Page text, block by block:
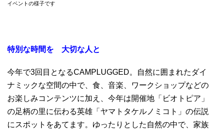
イベントの様子です
特別な時間を 大切な人と
今年で3回目となるCAMPLUGGED。自然に囲まれたダイ
ナミックな空間の中で、食、音楽、ワークショップなどの
お楽しみコンテンツに加え、今年は開催地「ビオトピア」
の足柄の里に伝わる英雄「ヤマトタケルノミコト」の伝説
にスポットをあてます。ゆったりとした自然の中で、家族